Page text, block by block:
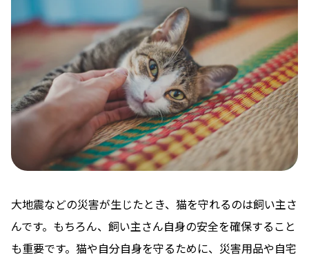
大地震などの災害が生じたとき、猫を守れるのは飼い主さ
んです。もちろん、飼い主さん自身の安全を確保すること
も重要です。猫や自分自身を守るために、災害用品や自宅